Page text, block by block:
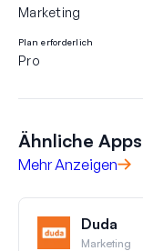
Marketing
Plan erforderlich
Pro
Ähnliche Apps
Mehr Anzeigen
Duda
Marketing